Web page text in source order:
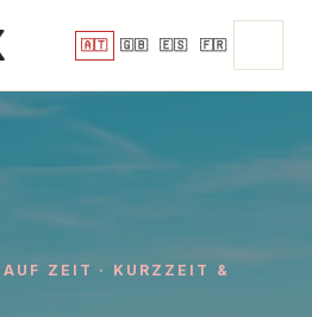
🇦🇹 🇬🇧 🇪🇸 🇫🇷
AUF ZEIT · KURZZEIT &